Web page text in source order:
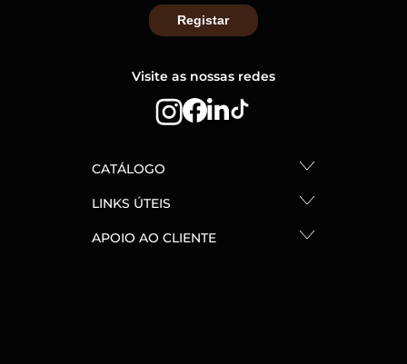
Visite as nossas redes
CATÁLOGO
LINKS ÚTEIS
APOIO AO CLIENTE